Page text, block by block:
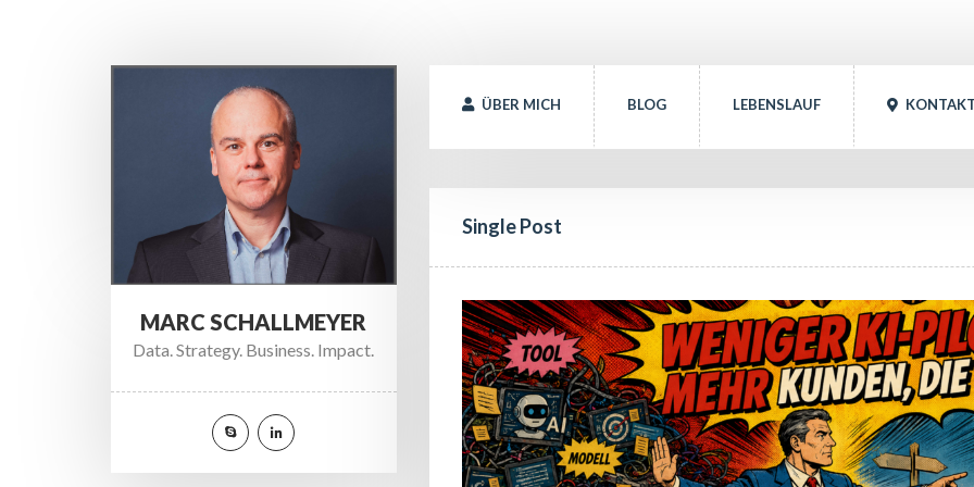
MARC SCHALLMEYER
Data. Strategy. Business. Impact.
ÜBER MICH BLOG LEBENSLAUF
Single Post